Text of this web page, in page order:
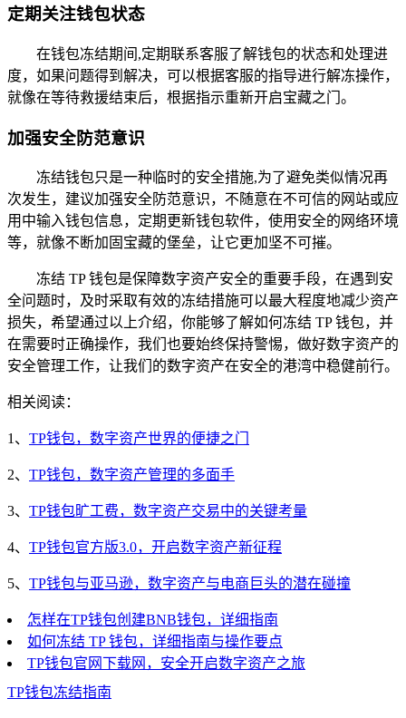
定期关注钱包状态
在钱包冻结期间,定期联系客服了解钱包的状态和处理进
度，如果问题得到解决，可以根据客服的指导进行解冻操作，
就像在等待救援结束后，根据指示重新开启宝藏之门。
加强安全防范意识
冻结钱包只是一种临时的安全措施,为了避免类似情况再
次发生，建议加强安全防范意识，不随意在不可信的网站或应
用中输入钱包信息，定期更新钱包软件，使用安全的网络环境
等，就像不断加固宝藏的堡垒，让它更加坚不可摧。
冻结 TP 钱包是保障数字资产安全的重要手段，在遇到安
全问题时，及时采取有效的冻结措施可以最大程度地减少资产
损失，希望通过以上介绍，你能够了解如何冻结 TP 钱包，并
在需要时正确操作，我们也要始终保持警惕，做好数字资产的
安全管理工作，让我们的数字资产在安全的港湾中稳健前行。
相关阅读：
1、 TP钱包，数字资产世界的便捷之门
2、 TP钱包，数字资产管理的多面手
3、 TP钱包旷工费，数字资产交易中的关键考量
4、 TP钱包官方版3.0，开启数字资产新征程
5、 TP钱包与亚马逊，数字资产与电商巨头的潜在碰撞
怎样在TP钱包创建BNB钱包，详细指南
如何冻结 TP 钱包，详细指南与操作要点
TP钱包官网下载网，安全开启数字资产之旅
TP钱包冻结指南